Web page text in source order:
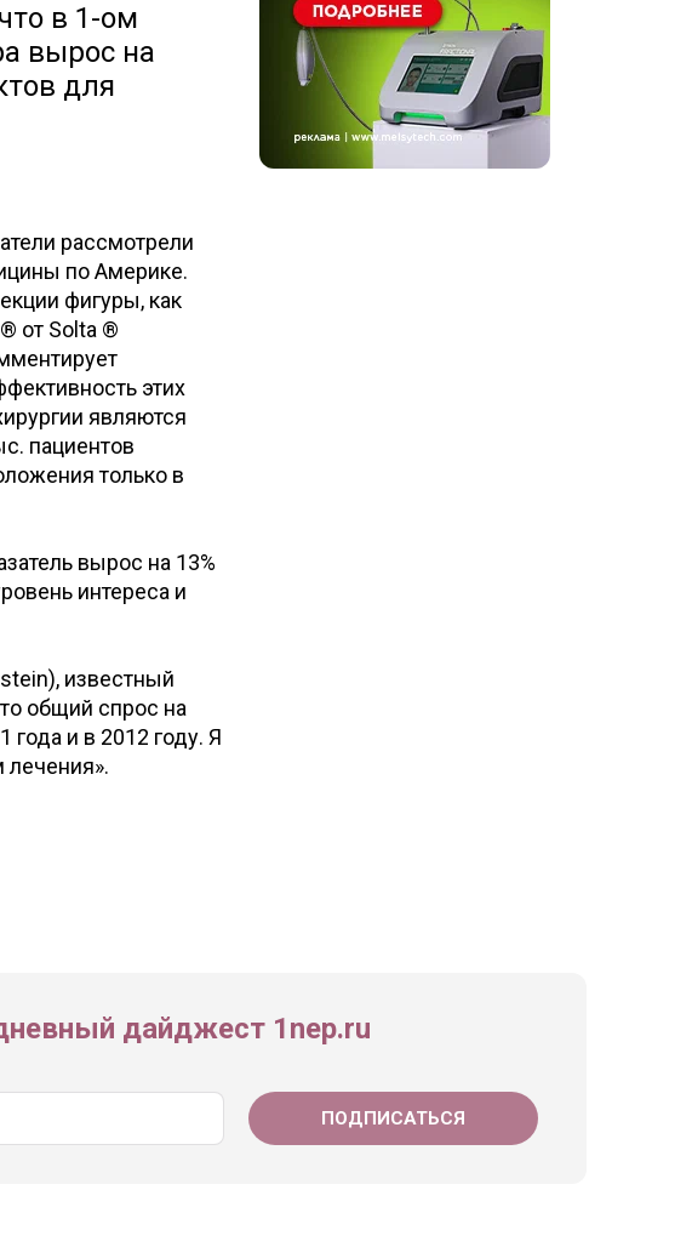
в 1-ом
вырос на
для
рассмотрели
по Америке.
фигуры, как
от Solta ®
этих
являются
пациентов
только в
вырос на 13%
интереса и
известный
общий спрос на
года и в 2012 году. Я
дайджест 1nep.ru